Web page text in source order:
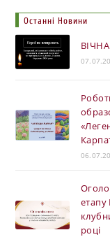
Останні Новини
етапу
році